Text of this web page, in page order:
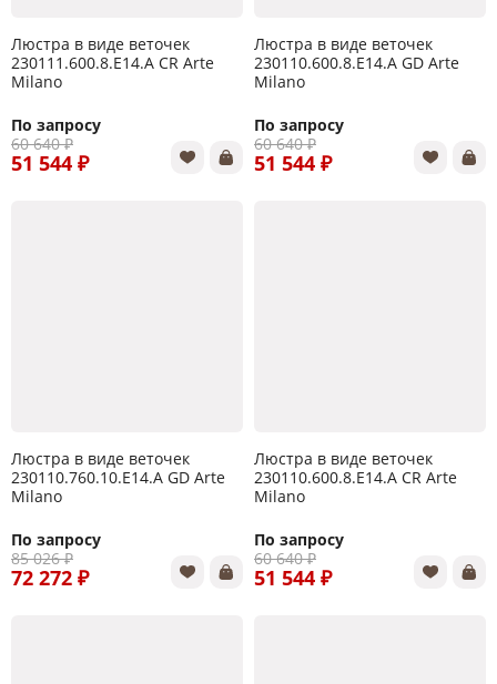
Люстра в виде веточек
230111.600.8.E14.A CR Arte
Milano
По запросу
60 640 ₽
51 544 ₽
Люстра в виде веточек
230110.600.8.E14.A GD Arte
Milano
По запросу
60 640 ₽
51 544 ₽
Люстра в виде веточек
230110.760.10.E14.A GD Arte
Milano
По запросу
85 026 ₽
72 272 ₽
Люстра в виде веточек
230110.600.8.E14.A CR Arte
Milano
По запросу
60 640 ₽
51 544 ₽